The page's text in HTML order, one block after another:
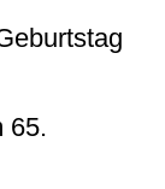
65.